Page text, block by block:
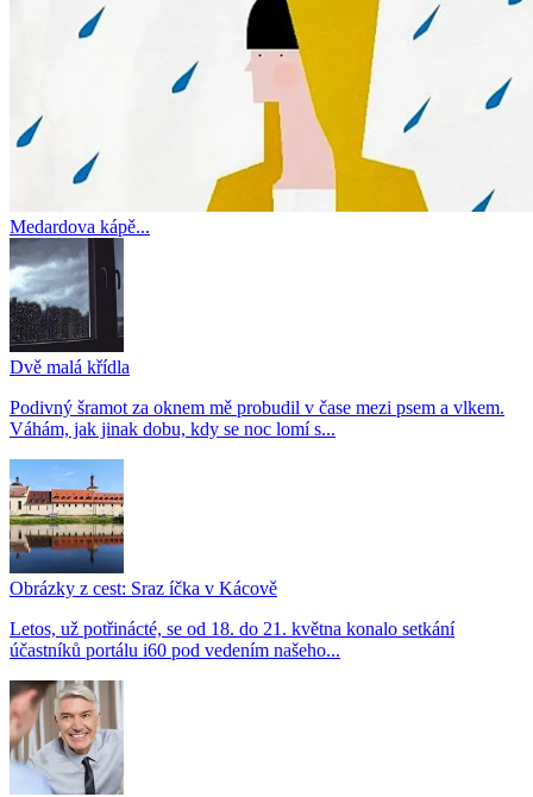
Medardova kápě...
Dvě malá křídla
Podivný šramot za oknem mě probudil v čase mezi psem a vlkem.
Váhám, jak jinak dobu, kdy se noc lomí s...
Obrázky z cest: Sraz íčka v Kácově
Letos, už potřinácté, se od 18. do 21. května konalo setkání
účastníků portálu i60 pod vedením našeho...